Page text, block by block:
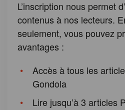
L’inscription nous permet
contenus à nos lecteurs.
seulement, vous pouvez
avantages :
Accès à tous les
Gondola
Lire jusqu’à 3 articles